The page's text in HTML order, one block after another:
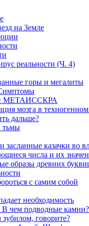
на Земле
реальности (Ч. 4)
горы и мегалиты
МЕТАИССКРА
мозга в
дальше?
тьмы
казачки во
числа и их
образы древних
с самим собой
необходимость
В чем подводные камни?
говорите?